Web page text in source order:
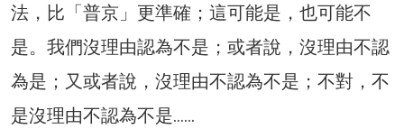
法，比「普京」更準確；這可能是，也可能不
是。我們沒理由認為不是；或者說，沒理由不認
為是；又或者說，沒理由不認為不是；不對，不
是沒理由不認為不是……